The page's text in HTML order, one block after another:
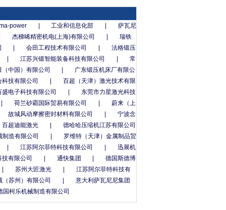
power 工业和信息化部
萨瓦尼
杰梯晞精密机电(上海)有限公司
瑞铁
会田工程技术有限公司
法格锻压
江苏兴锻智能装备科技有限公司
常
（中国）有限公司
广东锻压机床厂有限公
技有限公司
百超（天津）激光技术有限
盛电子科技有限公司
东莞市力星激光科技
荷兰砂霸国际贸易有限公司
蔚来（上
故城风动摩擦密封材料有限公司
宁波念
百超迪能激光
德哈哈压缩机江苏有限公司
造有限公司
罗维特（天津）金属制品贸
江苏阿尔菲特科技有限公司
迅展机
有限公司 通快集团
德国斯德博
苏州大匠激光
江苏阿尔菲特科技有
苏州）有限公司
意大利萨瓦尼尼集团
国柯乐机械制造有限公司